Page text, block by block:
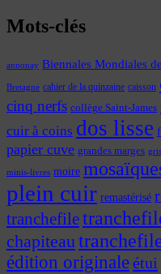
Mots-clés
annonay Biennales Mondiales
Bretagne cahier de la quinzaine caisson
cinq nerfs collège Saint-James
cuir à coins dos lisse
papier cuve grandes marges gris
minis-livres moire
plein cuir remastérisé
tranchefile
chapiteau
édition originaleétui